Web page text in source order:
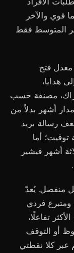
قوي والآخر
المتوسط فقط
فتح
هدايا،
مصنفة حسب
أشهر بدلاً من
رسالة بريد
أما
أشهر فيشير
منفصل. يُعدّ
فردي
تفاعلًا،
أو التوقف
عبر كلا نقطتي